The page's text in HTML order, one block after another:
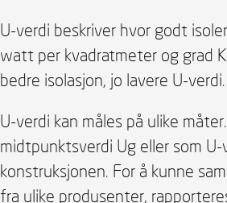
U-verdi beskriver hvor godt
watt per kvadratmeter og grad
bedre isolasjon, jo lavere U-verdi.
U-verdi kan måles på ulike
midtpunktsverdi Ug eller som
konstruksjonen. For å kunne
fra ulike produsenter,